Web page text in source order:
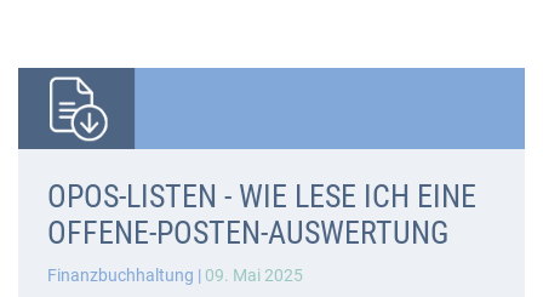
OPOS-LISTEN - WIE LESE ICH EINE
OFFENE-POSTEN-AUSWERTUNG
Finanzbuchhaltung | 09. Mai 2025